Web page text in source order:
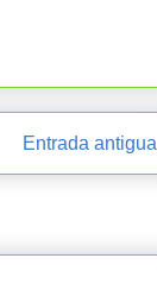
Entrada antigua